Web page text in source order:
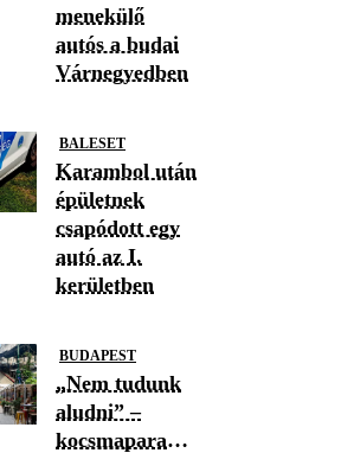
menekülő
autós a budai
Várnegyedben
BALESET
Karambol után
épületnek
csapódott egy
autó az I.
kerületben
BUDAPEST
„Nem tudunk
aludni” –
kocsmaparadicsommá